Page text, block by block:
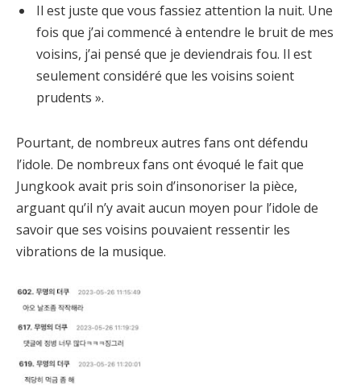
Il est juste que vous fassiez attention la nuit. Une
fois que j’ai commencé à entendre le bruit de mes
voisins, j’ai pensé que je deviendrais fou. Il est
seulement considéré que les voisins soient
prudents ».
Pourtant, de nombreux autres fans ont défendu
l’idole. De nombreux fans ont évoqué le fait que
Jungkook avait pris soin d’insonoriser la pièce,
arguant qu’il n’y avait aucun moyen pour l’idole de
savoir que ses voisins pouvaient ressentir les
vibrations de la musique.